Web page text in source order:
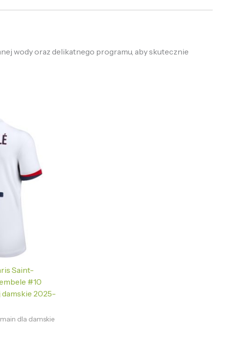
wody oraz delikatnego programu, aby skutecznie
Saint-
#10
damskie 2025-
dla damskie